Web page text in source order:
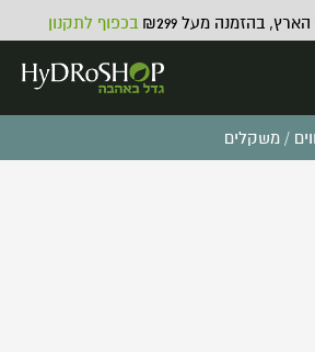
בהזמנה מעל ₪299 בכפוף לתקנון
/ משקלים